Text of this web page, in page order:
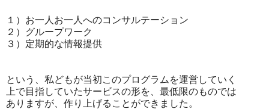
１）お一人お一人へのコンサルテーション
２）グループワーク
３）定期的な情報提供
という、私どもが当初このプログラムを運営していく
上で目指していたサービスの形を、最低限のものでは
ありますが、作り上げることができました。